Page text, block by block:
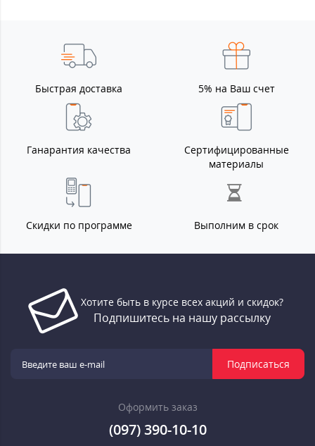
Быстрая доставка 5% на Ваш счет
Ганарантия качества
Сертифицированные
материалы
Скидки по программе Выполним в срок
Хотите быть в курсе всех акций и скидок?
Подпишитесь на нашу рассылку
Подписаться
Оформить заказ
(097) 390-10-10